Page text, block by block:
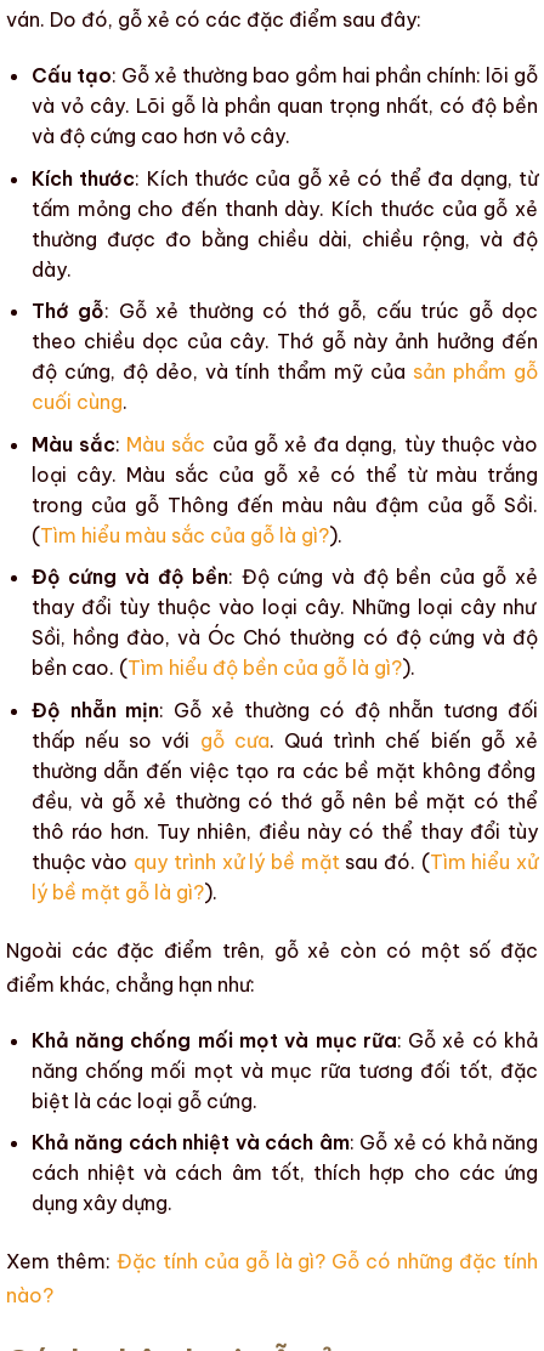
ván. Do đó, gỗ xẻ có các đặc điểm sau đây:
Cấu tạo: Gỗ xẻ thường bao gồm hai phần chính: lõi gỗ
và vỏ cây. Lõi gỗ là phần quan trọng nhất, có độ bền
và độ cứng cao hơn vỏ cây.
Kích thước: Kích thước của gỗ xẻ có thể đa dạng, từ
tấm mỏng cho đến thanh dày. Kích thước của gỗ xẻ
thường được đo bằng chiều dài, chiều rộng, và độ
dày.
Thớ gỗ: Gỗ xẻ thường có thớ gỗ, cấu trúc gỗ dọc
theo chiều dọc của cây. Thớ gỗ này ảnh hưởng đến
độ cứng, độ dẻo, và tính thẩm mỹ của sản phẩm gỗ
cuối cùng.
Màu sắc: Màu sắc của gỗ xẻ đa dạng, tùy thuộc vào
loại cây. Màu sắc của gỗ xẻ có thể từ màu trắng
trong của gỗ Thông đến màu nâu đậm của gỗ Sồi.
(Tìm hiểu màu sắc của gỗ là gì?).
Độ cứng và độ bền: Độ cứng và độ bền của gỗ xẻ
thay đổi tùy thuộc vào loại cây. Những loại cây như
Sồi, hồng đào, và Óc Chó thường có độ cứng và độ
bền cao. (Tìm hiểu độ bền của gỗ là gì?).
Độ nhẵn mịn: Gỗ xẻ thường có độ nhẵn tương đối
thấp nếu so với gỗ cưa. Quá trình chế biến gỗ xẻ
thường dẫn đến việc tạo ra các bề mặt không đồng
đều, và gỗ xẻ thường có thớ gỗ nên bề mặt có thể
thô ráo hơn. Tuy nhiên, điều này có thể thay đổi tùy
thuộc vào quy trình xử lý bề mặtsau đó. (Tìm hiểuxử
lý bề mặt gỗ là gì?).
Ngoài các đặc điểm trên, gỗ xẻ còn có một số đặc
điểm khác, chẳng hạn như:
Khả năng chống mối mọt và mục rữa: Gỗ xẻ có khả
năng chống mối mọt và mục rữa tương đối tốt, đặc
biệt là các loại gỗ cứng.
Khả năng cách nhiệt và cách âm: Gỗ xẻ có khả năng
cách nhiệt và cách âm tốt, thích hợp cho các ứng
dụng xây dựng.
Xem thêm: Đặc tính của gỗ là gì? Gỗ có những đặc tính
nào?